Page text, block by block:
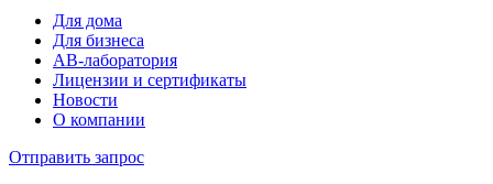
Для дома
Для бизнеса
АВ-лаборатория
Лицензии и сертификаты
Новости
О компании
Отправить запрос